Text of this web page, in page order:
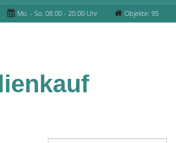
Mo. - So. 08.00 - 20.00 Uhr Objekte: 95